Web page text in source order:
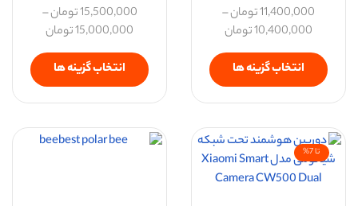
11,400,000تومان–
10,400,000تومان
انتخاب گزینه ها
15,500,000تومان–
15,000,000تومان
انتخاب گزینه ها
تا 7%